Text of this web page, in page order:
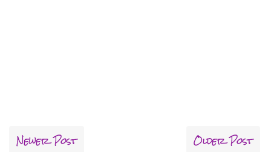
Newer Post Older Post